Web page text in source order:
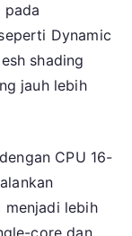
pada
Dynamic
shading
jauh lebih
CPU 16-
menjadi lebih